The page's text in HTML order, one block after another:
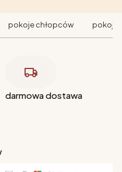
pokoje chłopców pokoje
darmowa dostawa